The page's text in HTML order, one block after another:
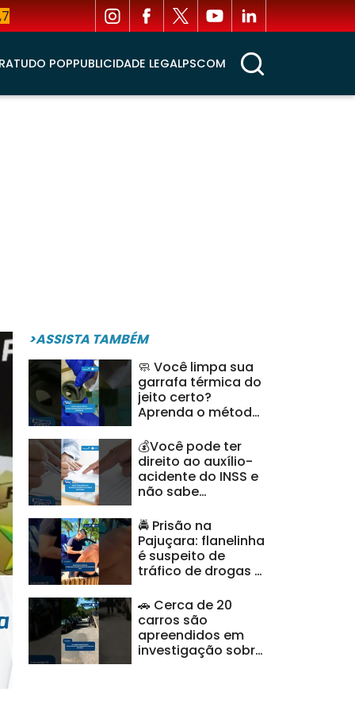
TUDO POPPUBLICIDADE LEGALPSCOM
>ASSISTA TAMBÉM
🧼 Você limpa sua
garrafa térmica do
jeito certo?
Aprenda o método
#BalançoGeralAL
💰Você pode ter
direito ao auxílio-
acidente do INSS e
não sabe
🚔 Prisão na
Pajuçara: flanelinha
é suspeito de
tráfico de drogas e
#CidadeAL
🚗 Cerca de 20
carros são
apreendidos em
investigação sobre